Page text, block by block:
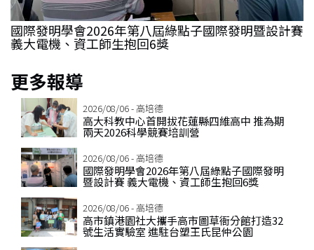
國際發明學會2026年第八屆綠點子國際發明暨設計賽
義大電機、資工師生抱回6獎
更多報導
2026/08/06 - 高培德
高大科教中心首開拔花蓮縣四維高中 推為期
兩天2026科學競賽培訓營
2026/08/06 - 高培德
國際發明學會2026年第八屆綠點子國際發明
暨設計賽 義大電機、資工師生抱回6獎
2026/08/06 - 高培德
高市鎮港園社大攜手高市圖草衙分館打造32
號生活實驗室 進駐台塑王氏昆仲公園